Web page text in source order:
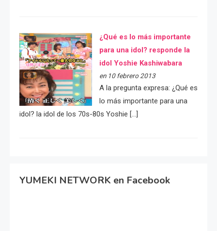
¿Qué es lo más importante
para una idol? responde la
idol Yoshie Kashiwabara
en 10 febrero 2013
A la pregunta expresa: ¿Qué es
lo más importante para una
idol? la idol de los 70s-80s Yoshie […]
YUMEKI NETWORK en Facebook